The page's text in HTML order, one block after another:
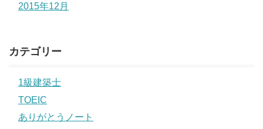
2015年12月
カテゴリー
1級建築士
TOEIC
ありがとうノート